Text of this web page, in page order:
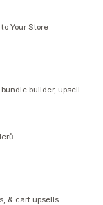
Your Store
builder, upsell
& cart upsells.